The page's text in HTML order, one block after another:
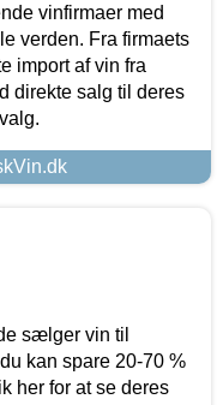
vinfirmaer med
verden. Fra firmaets
import af vin fra
direkte salg til deres
sælger vin til
kan spare 20-70 %
her for at se deres